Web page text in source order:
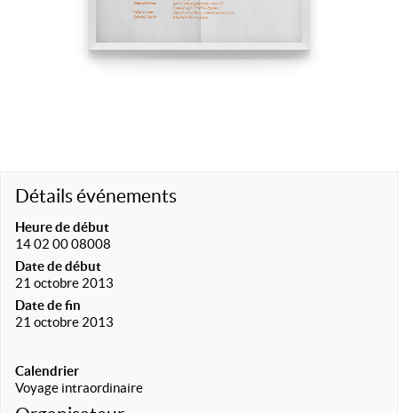
Détails événements
Heure de début
14 02 00 08008
Date de début
21 octobre 2013
Date de fin
21 octobre 2013
Calendrier
Voyage intraordinaire